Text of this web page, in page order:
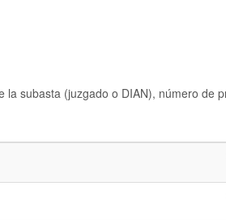
subasta (juzgado o DIAN), número de